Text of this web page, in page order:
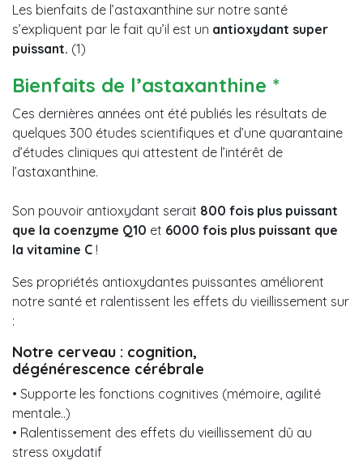
Les bienfaits de l’astaxanthine sur notre santé
s’expliquent par le fait qu’il est un antioxydant super
puissant. (1)
Bienfaits de l’astaxanthine *
Ces dernières années ont été publiés les résultats de
quelques 300 études scientifiques et d’une quarantaine
d’études cliniques qui attestent de l’intérêt de
l’astaxanthine.
Son pouvoir antioxydant serait 800 fois plus puissant
que la coenzyme Q10 et 6000 fois plus puissant que
la vitamine C !
Ses propriétés antioxydantes puissantes améliorent
notre santé et ralentissent les effets du vieillissement sur
:
Notre cerveau : cognition,
dégénérescence cérébrale
• Supporte les fonctions cognitives (mémoire, agilité
mentale..)
• Ralentissement des effets du vieillissement dû au
stress oxydatif